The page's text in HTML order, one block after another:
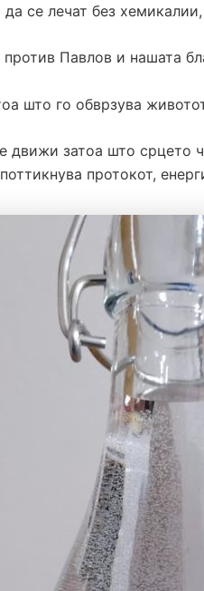
се лечат без
Павлов и нашата
што го обврзува
движи затоа што срцето
протокот,